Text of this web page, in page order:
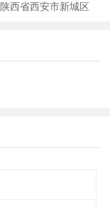
陕西省西安市新城区